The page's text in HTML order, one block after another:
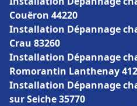
Couëron 44220
Installation Dépannage
Crau 83260
Installation Dépannage
Romorantin Lanthenay
Installation Dépannage
sur Seiche 35770